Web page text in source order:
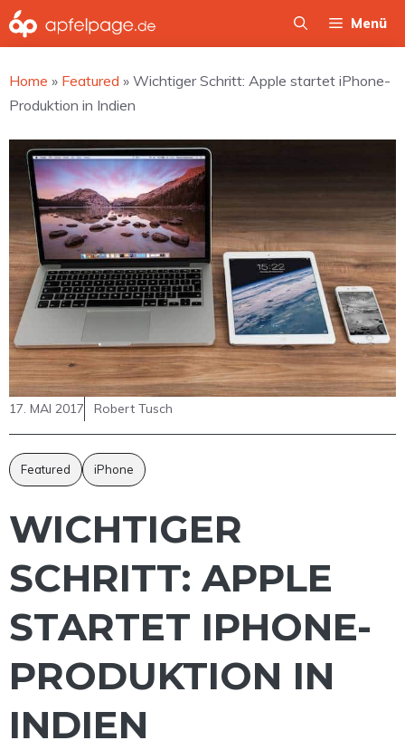
Zum
Inhalt
Menü
Home » Featured » Wichtiger Schritt: Apple startet iPhone-
Produktion in Indien
17. MAI 2017 Robert Tusch
Featured iPhone
WICHTIGER
SCHRITT: APPLE
STARTET IPHONE-
PRODUKTION IN
INDIEN